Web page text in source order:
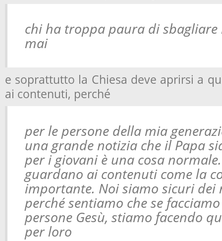
chi ha troppa paura di
mai
e soprattutto la Chiesa deve aprirsi a
ai contenuti, perché
per le persone della mia
una grande notizia che il Papa
per i giovani è una cosa
guardano ai contenuti come la
importante. Noi siamo sicuri dei
perché sentiamo che se
persone Gesù, stiamo facendo
per loro